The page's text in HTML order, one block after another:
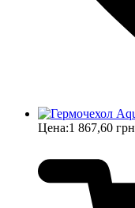
Цена:1 867,60 грн